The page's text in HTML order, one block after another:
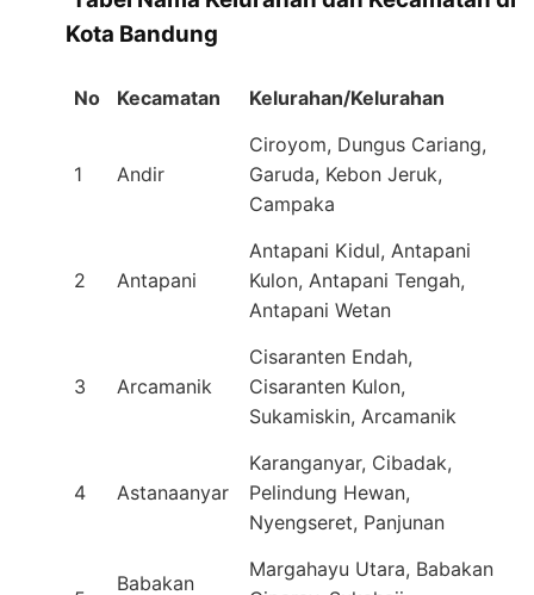
Kota Bandung
No Kecamatan Kelurahan/Kelurahan
1 Andir
Ciroyom, Dungus Cariang,
Garuda, Kebon Jeruk,
Campaka
2 Antapani
Antapani Kidul, Antapani
Kulon, Antapani Tengah,
Antapani Wetan
3 Arcamanik
Cisaranten Endah,
Cisaranten Kulon,
Sukamiskin, Arcamanik
4 Astanaanyar
Karanganyar, Cibadak,
Pelindung Hewan,
Nyengseret, Panjunan
Babakan
Margahayu Utara, Babakan